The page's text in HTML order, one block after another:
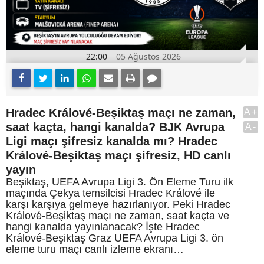
22:00 05 Ağustos 2026
Hradec Králové-Beşiktaş maçı ne zaman,
saat kaçta, hangi kanalda? BJK Avrupa
Ligi maçı şifresiz kanalda mı? Hradec
Králové-Beşiktaş maçı şifresiz, HD canlı
yayın
Beşiktaş, UEFA Avrupa Ligi 3. Ön Eleme Turu ilk
maçında Çekya temsilcisi Hradec Králové ile
karşı karşıya gelmeye hazırlanıyor. Peki Hradec
Králové-Beşiktaş maçı ne zaman, saat kaçta ve
hangi kanalda yayınlanacak? İşte Hradec
Králové-Beşiktaş Graz UEFA Avrupa Ligi 3. ön
eleme turu maçı canlı izleme ekranı…
A+
A-